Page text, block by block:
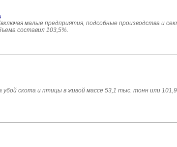
малые предприятия, подсобные производства и
составил 103,5%.
убой скота и птицы в живой массе 53,1 тыс. тонн или